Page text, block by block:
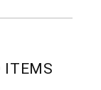
ITEMS